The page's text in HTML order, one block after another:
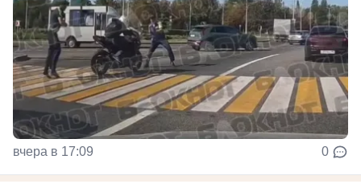
вчера в 17:09 0